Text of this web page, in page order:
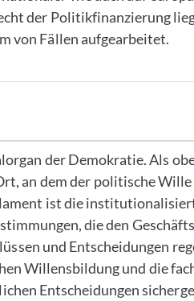
der Politikfinanzierung
von Fällen aufgearbeitet.
der Demokratie. Als
an dem der politische
ist die
die den
und Entscheidungen
Willensbildung und die
Entscheidungen